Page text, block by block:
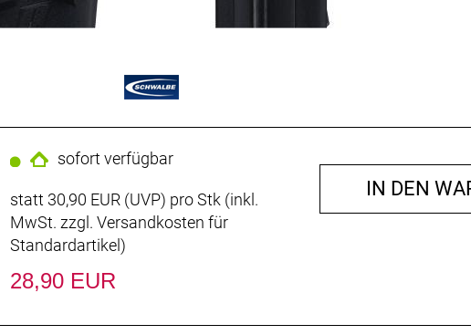
sofort verfügbar
statt 30,90 EUR (UVP) pro Stk (inkl.
MwSt. zzgl. Versandkosten für
Standardartikel)
28,90 EUR
IN DEN